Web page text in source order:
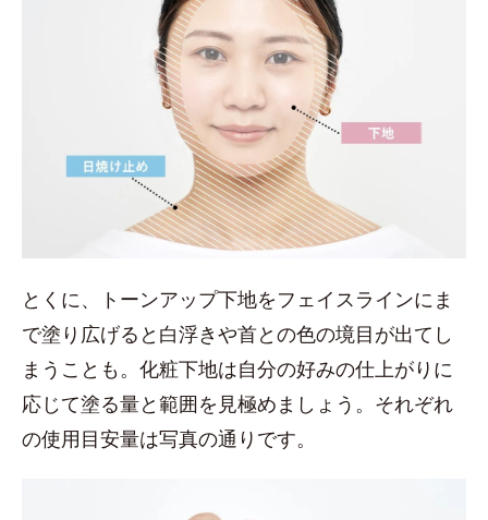
とくに、トーンアップ下地をフェイスラインにま
で塗り広げると白浮きや首との色の境目が出てし
まうことも。化粧下地は自分の好みの仕上がりに
応じて塗る量と範囲を見極めましょう。それぞれ
の使用目安量は写真の通りです。